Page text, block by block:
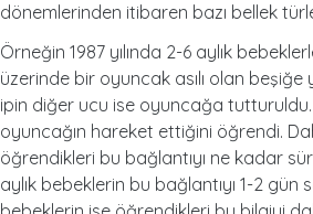
dönemlerinden itibaren bazı bellek
Örneğin 1987 yılında 2-6 aylık
üzerinde bir oyuncak asılı olan
ipin diğer ucu ise oyuncağa
oyuncağın hareket ettiğini öğrendi.
öğrendikleri bu bağlantıyı ne kadar
aylık bebeklerin bu bağlantıyı 1-2